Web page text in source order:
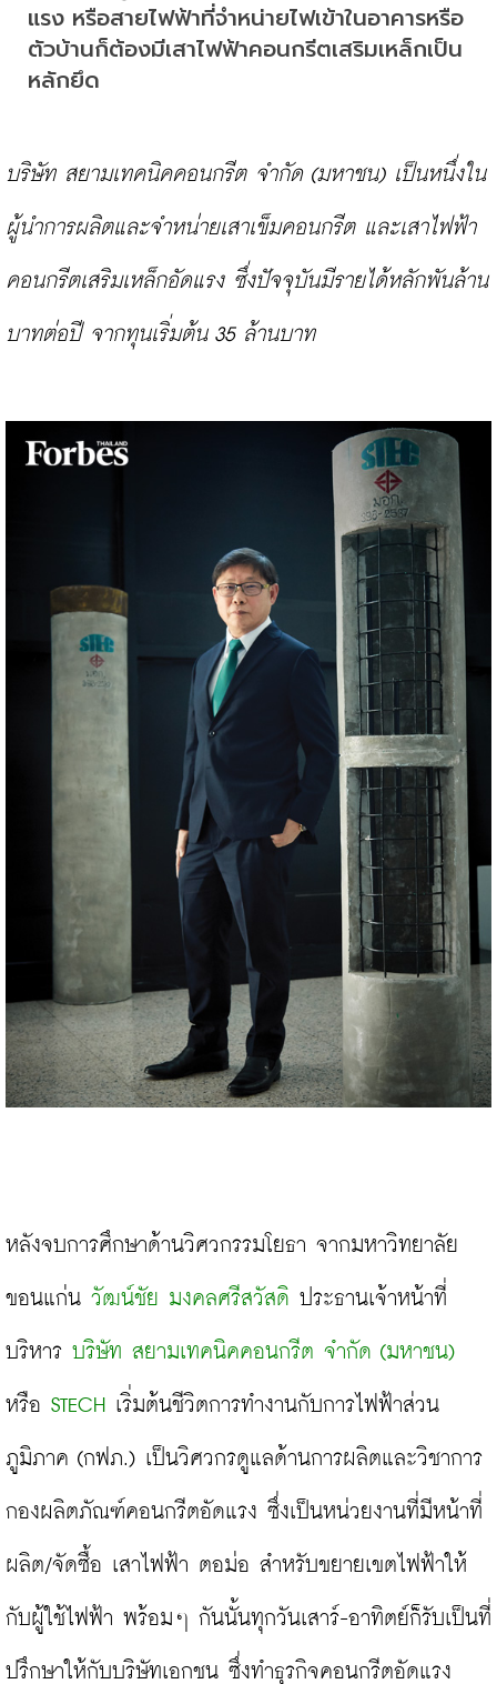
แรง หรือสายไฟฟ้าที่จำหน่ายไฟเข้าในอาคารหรือ
ตัวบ้านก็ต้องมีเสาไฟฟ้าคอนกรีตเสริมเหล็กเป็น
หลักยึด
บริษัท สยามเทคนิคคอนกรีต จำกัด (มหาชน) เป็นหนึ่งใน
ผู้นำการผลิตและจำหน่ายเสาเข็มคอนกรีต และเสาไฟฟ้า
คอนกรีตเสริมเหล็กอัดแรง ซึ่งปัจจุบันมีรายได้หลักพันล้าน
บาทต่อปี จากทุนเริ่มต้น 35 ล้านบาท
หลังจบการศึกษาด้านวิศวกรรมโยธา จากมหาวิทยาลัย
ขอนแก่น วัฒน์ชัย มงคลศรีสวัสดิ ประธานเจ้าหน้าที่
บริหาร บริษัท สยามเทคนิคคอนกรีต จำกัด (มหาชน)
หรือ STECH เริ่มต้นชีวิตการทำงานกับการไฟฟ้าส่วน
ภูมิภาค (กฟภ.) เป็นวิศวกรดูแลด้านการผลิตและวิชาการ
กองผลิตภัณฑ์คอนกรีตอัดแรง ซึ่งเป็นหน่วยงานที่มีหน้าที่
ผลิต/จัดซื้อ เสาไฟฟ้า ตอม่อ สำหรับขยายเขตไฟฟ้าให้
กับผู้ใช้ไฟฟ้า พร้อมๆ กันนั้นทุกวันเสาร์-อาทิตย์ก็รับเป็นที่
ปรึกษาให้กับบริษัทเอกชน ซึ่งทำธุรกิจคอนกรีตอัดแรง